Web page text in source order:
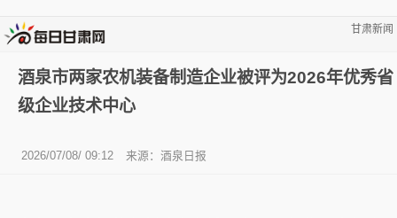
甘肃新闻
酒泉市两家农机装备制造企业被评为2026年优秀省
级企业技术中心
2026/07/08/ 09:12 来源：酒泉日报